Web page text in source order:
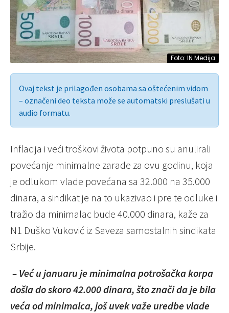
Foto: IN Medija
Ovaj tekst je prilagođen osobama sa oštećenim vidom
– označeni deo teksta može se automatski preslušati u
audio formatu.
Inflacija i veći troškovi života potpuno su anulirali
povećanje minimalne zarade za ovu godinu, koja
je odlukom vlade povećana sa 32.000 na 35.000
dinara, a sindikat je na to ukazivao i pre te odluke i
tražio da minimalac bude 40.000 dinara, kaže za
N1 Duško Vuković iz Saveza samostalnih sindikata
Srbije.
– Već u januaru je minimalna potrošačka korpa
došla do skoro 42.000 dinara, što znači da je bila
veća od minimalca, još uvek važe uredbe vlade